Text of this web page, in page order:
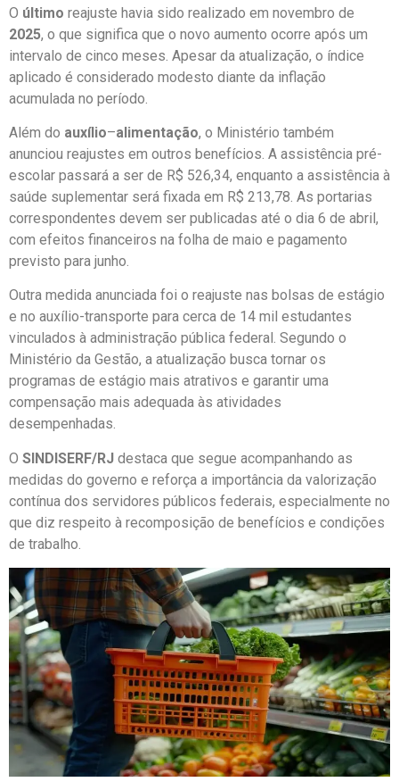
O último reajuste havia sido realizado em novembro de
2025, o que significa que o novo aumento ocorre após um
intervalo de cinco meses. Apesar da atualização, o índice
aplicado é considerado modesto diante da inflação
acumulada no período.
Além do auxílio–alimentação, o Ministério também
anunciou reajustes em outros benefícios. A assistência pré-
escolar passará a ser de R$ 526,34, enquanto a assistência à
saúde suplementar será fixada em R$ 213,78. As portarias
correspondentes devem ser publicadas até o dia 6 de abril,
com efeitos financeiros na folha de maio e pagamento
previsto para junho.
Outra medida anunciada foi o reajuste nas bolsas de estágio
e no auxílio-transporte para cerca de 14 mil estudantes
vinculados à administração pública federal. Segundo o
Ministério da Gestão, a atualização busca tornar os
programas de estágio mais atrativos e garantir uma
compensação mais adequada às atividades
desempenhadas.
O SINDISERF/RJ destaca que segue acompanhando as
medidas do governo e reforça a importância da valorização
contínua dos servidores públicos federais, especialmente no
que diz respeito à recomposição de benefícios e condições
de trabalho.